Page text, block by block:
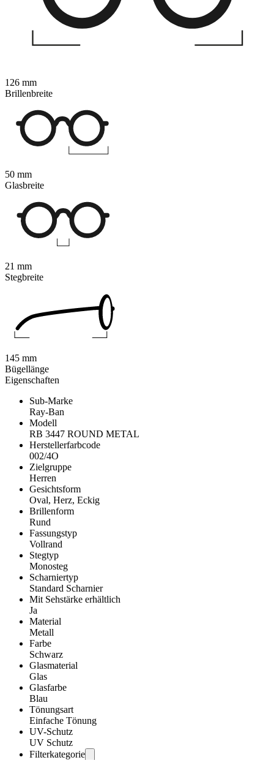
Eigenschaften
Sub-Marke
Ray-Ban
Modell
RB 3447 ROUND METAL
Herstellerfarbcode
002/4O
Zielgruppe
Herren
Gesichtsform
Oval, Herz, Eckig
Brillenform
Rund
Fassungstyp
Vollrand
Stegtyp
Monosteg
Scharniertyp
Standard Scharnier
Mit Sehstärke erhältlich
Ja
Material
Metall
Farbe
Schwarz
Glasmaterial
Glas
Glasfarbe
Blau
Tönungsart
Einfache Tönung
UV-Schutz
UV Schutz
Filterkategorie
126 mm
Brillenbreite
50 mm
Glasbreite
21 mm
Stegbreite
145 mm
Bügellänge